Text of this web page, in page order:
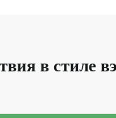
в стиле